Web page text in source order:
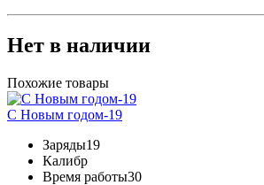
Нет в наличии
Похожие товары
С Новым годом-19
Заряды19
Калибр
Время работы30